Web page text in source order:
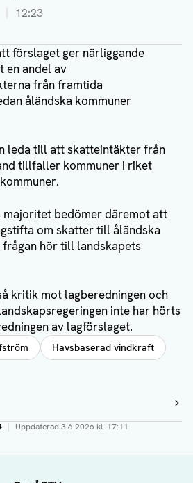
12:23
förslaget ger närliggande
en andel av
från framtida
åländska kommuner
leda till att skatteintäkter från
tillfaller kommuner i riket
bedömer däremot att
om skatter till åländska
hör till landskapets
kritik mot lagberedningen och
inte har hörts
av lagförslaget.
Havsbaserad vindkraft
| Uppdaterad3.6.2026 kl. 17:11